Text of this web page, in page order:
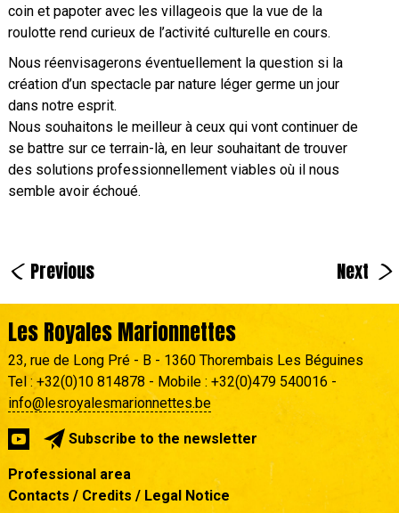
coin et papoter avec les villageois que la vue de la
roulotte rend curieux de l’activité culturelle en cours.
Nous réenvisagerons éventuellement la question si la
création d’un spectacle par nature léger germe un jour
dans notre esprit.
Nous souhaitons le meilleur à ceux qui vont continuer de
se battre sur ce terrain-là, en leur souhaitant de trouver
des solutions professionnellement viables où il nous
semble avoir échoué.
< Previous Next >
Les Royales Marionnettes
23, rue de Long Pré - B - 1360 Thorembais Les Béguines
Tel : +32(0)10 814878 - Mobile : +32(0)479 540016 -
info@lesroyalesmarionnettes.be
Subscribe to the newsletter
Professional area
Contacts / Credits / Legal Notice